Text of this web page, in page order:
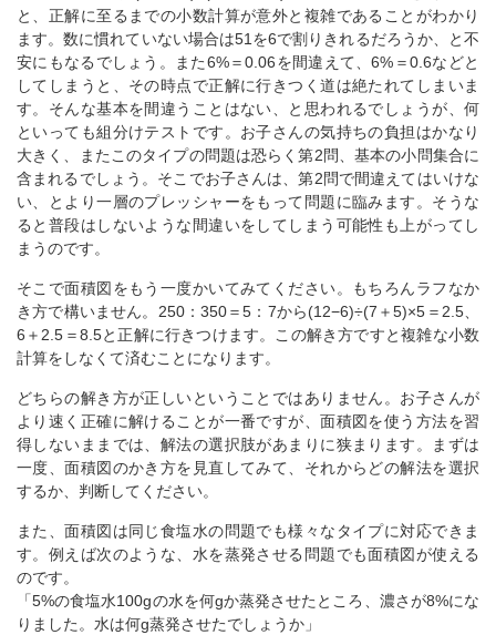
と、正解に至るまでの小数計算が意外と複雑であることがわかり
ます。数に慣れていない場合は51を6で割りきれるだろうか、と不
安にもなるでしょう。また6%＝0.06を間違えて、6%＝0.6などと
してしまうと、その時点で正解に行きつく道は絶たれてしまいま
す。そんな基本を間違うことはない、と思われるでしょうが、何
といっても組分けテストです。お子さんの気持ちの負担はかなり
大きく、またこのタイプの問題は恐らく第2問、基本の小問集合に
含まれるでしょう。そこでお子さんは、第2問で間違えてはいけな
い、とより一層のプレッシャーをもって問題に臨みます。そうな
ると普段はしないような間違いをしてしまう可能性も上がってし
まうのです。
そこで面積図をもう一度かいてみてください。もちろんラフなか
き方で構いません。250：350＝5：7から(12−6)÷(7＋5)×5＝2.5、
6＋2.5＝8.5と正解に行きつけます。この解き方ですと複雑な小数
計算をしなくて済むことになります。
どちらの解き方が正しいということではありません。お子さんが
より速く正確に解けることが一番ですが、面積図を使う方法を習
得しないままでは、解法の選択肢があまりに狭まります。まずは
一度、面積図のかき方を見直してみて、それからどの解法を選択
するか、判断してください。
また、面積図は同じ食塩水の問題でも様々なタイプに対応できま
す。例えば次のような、水を蒸発させる問題でも面積図が使える
のです。
「5%の食塩水100gの水を何gか蒸発させたところ、濃さが8%にな
りました。水は何g蒸発させたでしょうか」